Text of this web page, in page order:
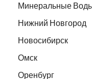
Минеральные
Нижний Новгород
Новосибирск
Омск
Оренбург